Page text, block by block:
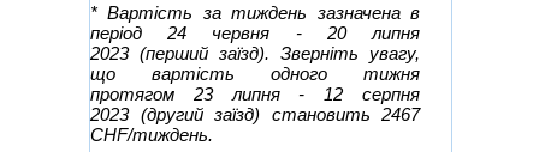
* Вартість за тиждень зазначена в
період 24 червня - 20 липня
2023 (перший заїзд). Зверніть увагу,
що вартість одного тижня
протягом 23 липня - 12 серпня
2023(другий заїзд) становить 2467
CHF/тиждень.